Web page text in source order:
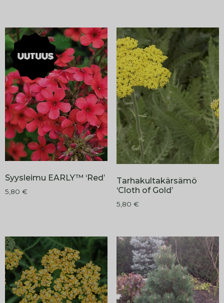
Syysleimu EARLY™ ‘Red’
5,80 €
Tarhakultakärsämö
‘Cloth of Gold’
5,80 €